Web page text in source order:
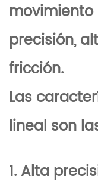
precisión,
fricción.
Las
lineal son
1. Alta